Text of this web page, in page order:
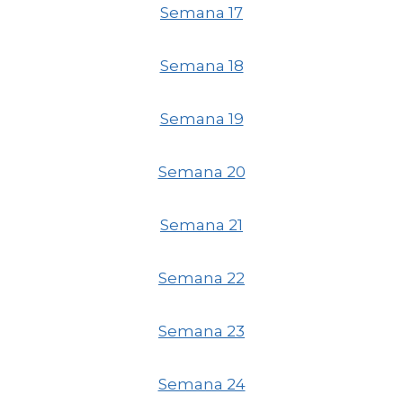
Semana 17
Semana 18
Semana 19
Semana 20
Semana 21
Semana 22
Semana 23
Semana 24